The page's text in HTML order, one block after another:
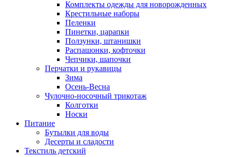
Комплекты одежды для новорожденных
Крестильные наборы
Пеленки
Пинетки, царапки
Ползунки, штанишки
Распашонки, кофточки
Чепчики, шапочки
Перчатки и рукавицы
Зима
Осень-Весна
Чулочно-носочный трикотаж
Колготки
Носки
Питание
Бутылки для воды
Десерты и сладости
Текстиль детский